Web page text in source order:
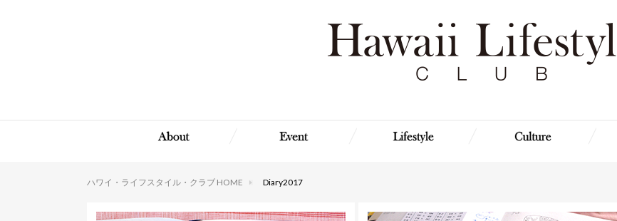
ハワイ・ライフスタイル・クラブ HOME Diary2017